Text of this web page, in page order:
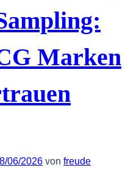
Marken
06/2026 von freude